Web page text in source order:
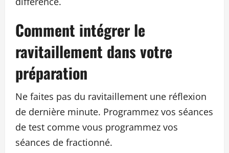
Comment intégrer le
ravitaillement dans votre
préparation
Ne faites pas du ravitaillement une réflexion
de dernière minute. Programmez vos séances
de test comme vous programmez vos
séances de fractionné.